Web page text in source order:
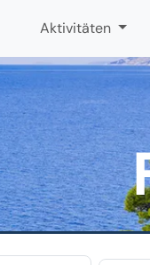
Aktivitäten